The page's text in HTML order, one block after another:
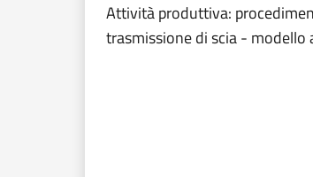
Attività produttiva:
trasmissione di scia - modello